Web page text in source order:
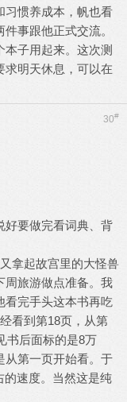
习惯养成本，帆也看
事跟他正式交流。
子用起来。这次测
求明天休息，可以在
30#
好要做完看词典、背
拿起故宫里的大怪兽
周旅游做点准备。我
看完手头这本书再吃
看到第18页，从第
书后面标的是8万
从第一页开始看。于
的速度。当然这是纯